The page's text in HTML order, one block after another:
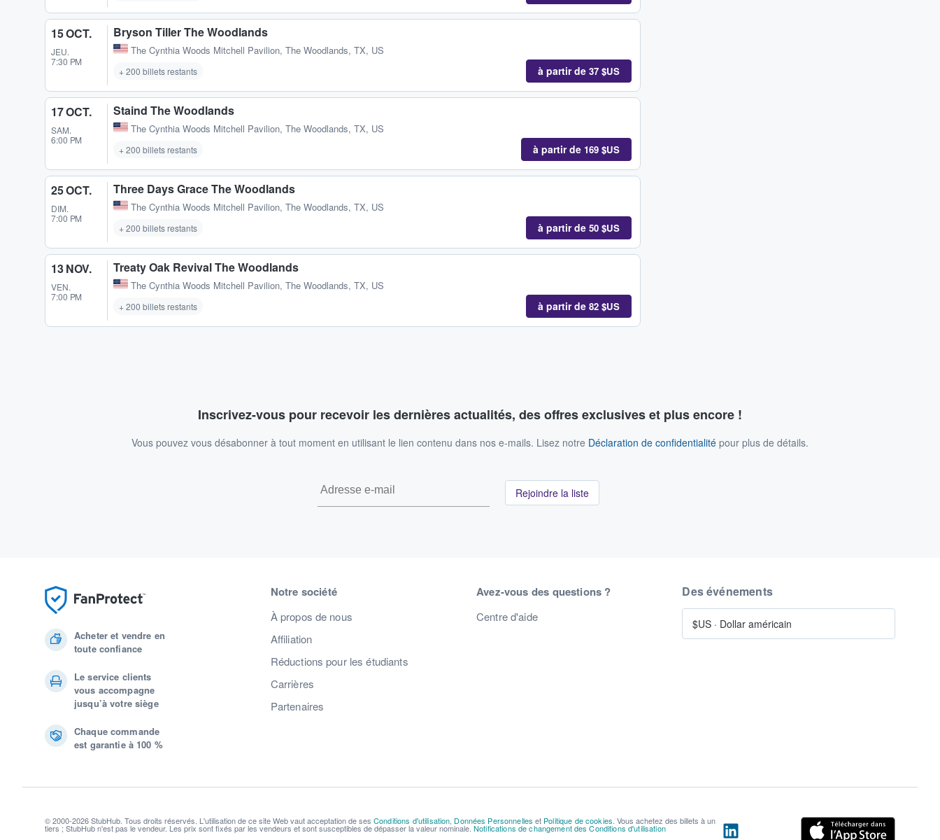
15 OCT.
JEU.
7:30 PM
Bryson Tiller The Woodlands
The Cynthia Woods Mitchell Pavilion, The Woodlands, TX, US
+ 200 billets restants à partir de 37 $US
17 OCT.
SAM.
6:00 PM
Staind The Woodlands
The Cynthia Woods Mitchell Pavilion, The Woodlands, TX, US
+ 200 billets restants à partir de 169 $US
25 OCT.
DIM.
7:00 PM
Three Days Grace The Woodlands
The Cynthia Woods Mitchell Pavilion, The Woodlands, TX, US
+ 200 billets restants à partir de 50 $US
13 NOV.
VEN.
7:00 PM
Treaty Oak Revival The Woodlands
The Cynthia Woods Mitchell Pavilion, The Woodlands, TX, US
+ 200 billets restants à partir de 82 $US
Inscrivez-vous pour recevoir les dernières actualités, des offres exclusives et plus encore !
Vous pouvez vous désabonner à tout moment en utilisant le lien contenu dans nos e-mails. Lisez notre Déclaration de confidentialité pour plus de détails.
Rejoindre la liste
Acheter et vendre en
toute confiance
Le service clients
vous accompagne
jusqu’à votre siège
Chaque commande
est garantie à 100 %
Notre société
À propos de nous
Affiliation
Réductions pour les étudiants
Carrières
Partenaires
Avez-vous des questions ?
Centre d'aide
Des événements
$US · Dollar américain
© 2000-2026 StubHub. Tous droits réservés. L'utilisation de ce site Web vaut acceptation de ses Conditions d'utilisation Données Personnelles et Politique de cookies . Vous achetez des billets à un
tiers ; StubHub n'est pas le vendeur. Les prix sont fixés par les vendeurs et sont susceptibles de dépasser la valeur nominale.Notifications de changement des Conditions d'utilisation